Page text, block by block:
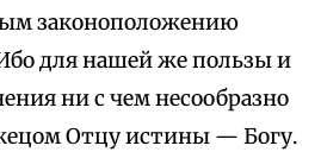
законоположению
для нашей же пользы и
ни с чем несообразно
Отцу истины — Богу.